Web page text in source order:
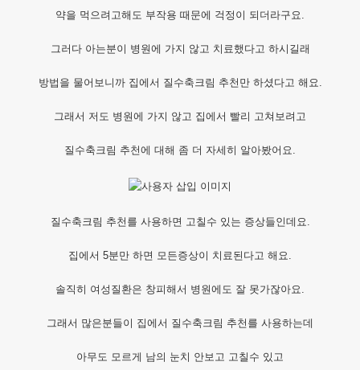
약을 먹으려고해도 부작용 때문에 걱정이 되더라구요.
그러다 아는분이 병원에 가지 않고 치료했다고 하시길래
방법을 물어보니까 집에서 질수축크림 추천만 하셨다고 해요.
그래서 저도 병원에 가지 않고 집에서 빨리 고쳐보려고
질수축크림 추천에 대해 좀 더 자세히 알아봤어요.
질수축크림 추천를 사용하면 고칠수 있는 증상들인데요.
집에서 5분만 하면 모든증상이 치료된다고 해요.
솔직히 여성질환은 창피해서 병원에도 잘 못가잖아요.
그래서 많은분들이 집에서 질수축크림 추천를 사용하는데
아무도 모르게 남의 눈치 안보고 고칠수 있고